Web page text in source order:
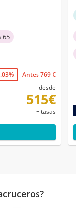
65
Antes 769 €
desde
515€
+ tasas